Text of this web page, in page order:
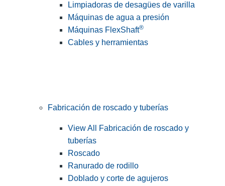
Limpiadoras de desagües de varilla
Máquinas de agua a presión
Máquinas FlexShaft®
Cables y herramientas
Fabricación de roscado y tuberías
View All Fabricación de roscado y
tuberías
Roscado
Ranurado de rodillo
Doblado y corte de agujeros